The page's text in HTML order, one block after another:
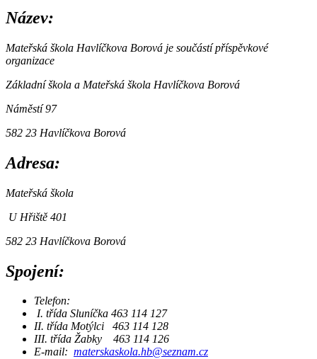
Název:
Mateřská škola Havlíčkova Borová je součástí příspěvkové
organizace
Základní škola a Mateřská škola Havlíčkova Borová
Náměstí 97
582 23 Havlíčkova Borová
Adresa:
Mateřská škola
U Hřiště 401
582 23 Havlíčkova Borová
Spojení:
Telefon:
I. třída Sluníčka 463 114 127
II. třída Motýlci 463 114 128
III. třída Žabky 463 114 126
E-mail: materskaskola.hb@seznam.cz